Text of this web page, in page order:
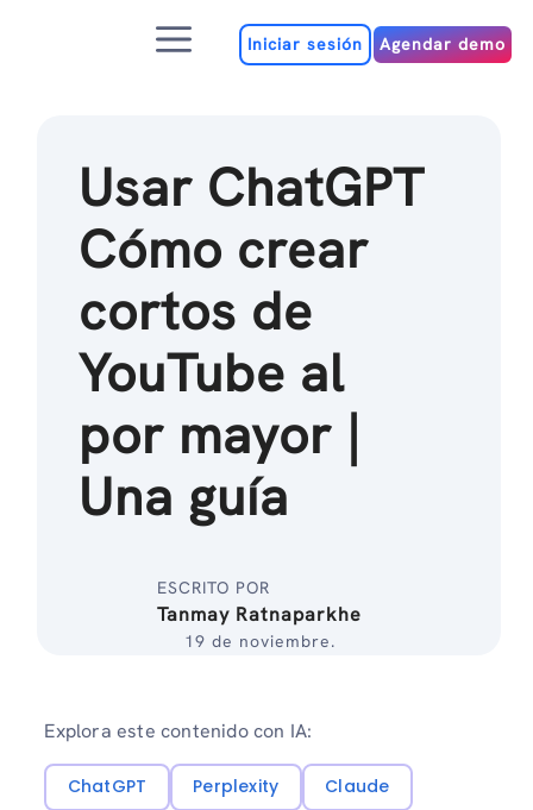
MenúIniciar sesión Agendar demo
Usar ChatGPT
Cómo crear
cortos de
YouTube al
por mayor |
Una guía
ESCRITO POR
Tanmay Ratnaparkhe
19 de noviembre.
Explora este contenido con IA:
ChatGPT Perplexity
Claude